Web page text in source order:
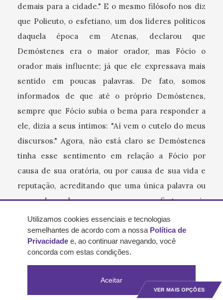
VER MAIS OPÇÕES
demais para a cidade." E o mesmo filósofo nos diz
que Polieuto, o esfetiano, um dos líderes políticos
daquela época em Atenas, declarou que
Demóstenes era o maior orador, mas Fócio o
orador mais influente; já que ele expressava mais
sentido em poucas palavras. De fato, somos
informados de que até o próprio Demóstenes,
sempre que Fócio subia o bema para responder a
ele, dizia a seus íntimos: "Aí vem o cutelo do meus
discursos." Agora, não está claro se Demóstenes
tinha esse sentimento em relação a Fócio por
causa de sua oratória, ou por causa de sua vida e
reputação, acreditando que uma única palavra ou
aceno de um homem em quem se confia tem mais
poder do que muitos longos períodos.
11. Como Demóstenes praticava as
técnicas de oratória
11. Por suas deficiências corporais, ele adotou os
Utilizamos cookies essenciais e tecnologias
semelhantes de acordo com a nossa Política de
Privacidade e, ao continuar navegando, você
concorda com estas condições.
Aceitar